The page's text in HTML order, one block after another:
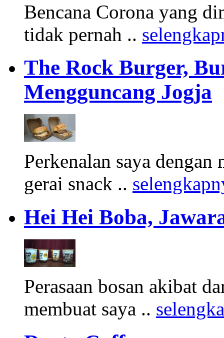
Bencana Corona yang
tidak pernah ..
The Rock Burger,
Mengguncang Jogja
Perkenalan saya
gerai snack ..
Hei Hei Boba,
Perasaan bosan akibat
membuat saya ..